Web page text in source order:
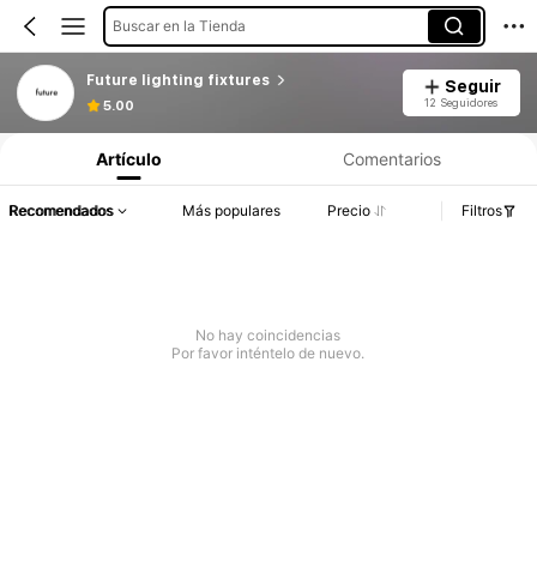
Buscar en la Tienda
Future lighting fixtures
5.00
Seguir
12 Seguidores
Artículo Comentarios
Recomendados Más populares Precio Filtros
No hay coincidencias
Por favor inténtelo de nuevo.